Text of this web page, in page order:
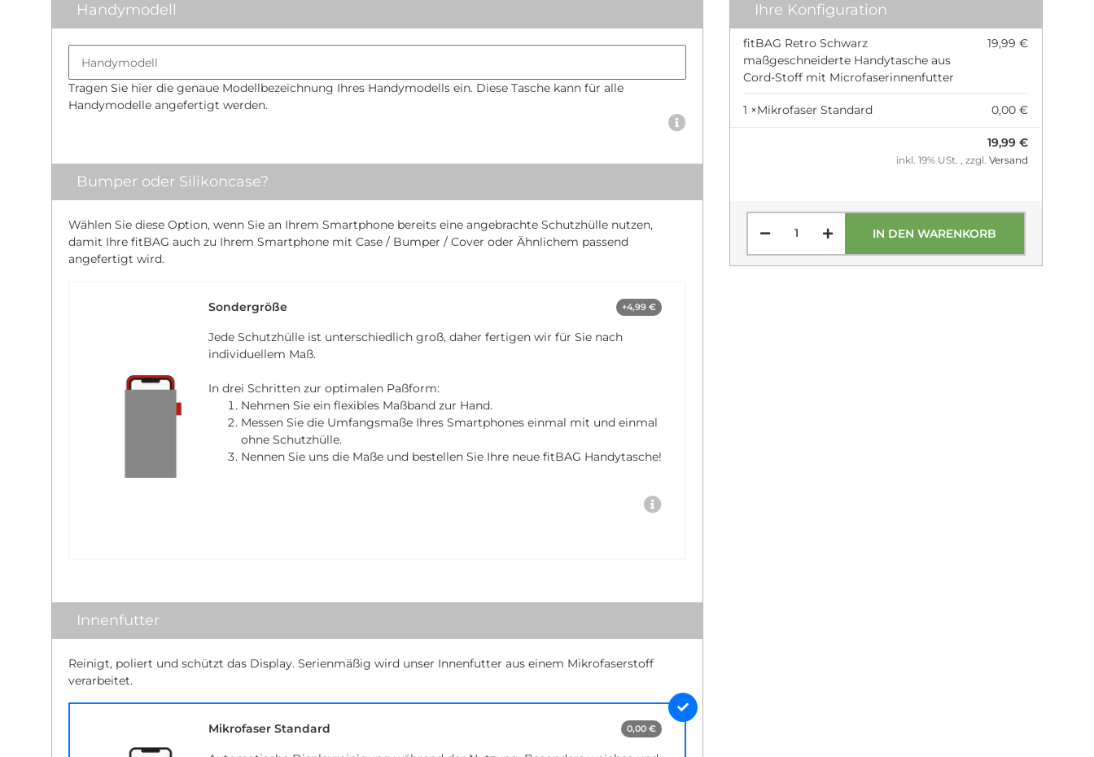
Handymodell
Tragen Sie hier die genaue Modellbezeichnung Ihres Handymodells ein. Diese Tasche kann für alle
Handymodelle angefertigt werden.
Bumper oder Silikoncase?
Wählen Sie diese Option, wenn Sie an Ihrem Smartphone bereits eine angebrachte Schutzhülle nutzen,
damit Ihre fitBAG auch zu Ihrem Smartphone mit Case / Bumper / Cover oder Ähnlichem passend
angefertigt wird.
Sondergröße +4,99 €
Jede Schutzhülle ist unterschiedlich groß, daher fertigen wir für Sie nach
individuellem Maß.
In drei Schritten zur optimalen Paßform:
Nehmen Sie ein flexibles Maßband zur Hand.
Messen Sie die Umfangsmaße Ihres Smartphones einmal mit und einmal
ohne Schutzhülle.
Nennen Sie uns die Maße und bestellen Sie Ihre neue fitBAG Handytasche!
Innenfutter
Reinigt, poliert und schützt das Display. Serienmäßig wird unser Innenfutter aus einem Mikrofaserstoff
verarbeitet.
Mikrofaser Standard 0,00 €
Ihre Konfiguration
fitBAG Retro Schwarz
maßgeschneiderte Handytasche aus
Cord-Stoff mit Microfaserinnenfutter
19,99 €
1 ×Mikrofaser Standard 0,00 €
19,99 €
inkl. 19% USt. , zzgl.Versand
IN DEN WARENKORB